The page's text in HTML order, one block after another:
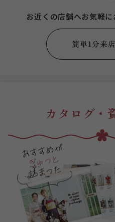
お近くの店舗へお気軽
簡単1分来
カタログ・